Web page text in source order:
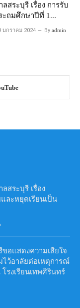
รื่อง การรับ
ะถมศึกษาปีที่ 1
วิทยาศาสตร์ และ
มกราคม 2024 By admin
สระบุรี เรื่อง
ละหยุดเรียนเป็น
ขอแสดงความเสียใจ
ไว้อาลัยต่อเหตุการณ์
รงเรียนเทพศิรินทร์